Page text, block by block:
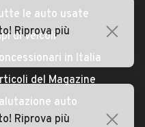
le auto usate
di veicoli
in Italia
del Magazine
auto
Riprova più
Riprova più